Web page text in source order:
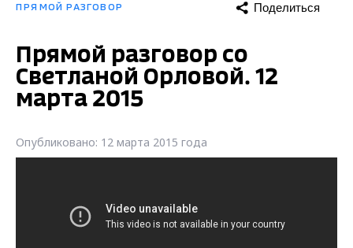
ПРЯМОЙ РАЗГОВОР Поделиться
Прямой разговор со
Светланой Орловой. 12
марта 2015
Опубликовано: 12 марта 2015 года